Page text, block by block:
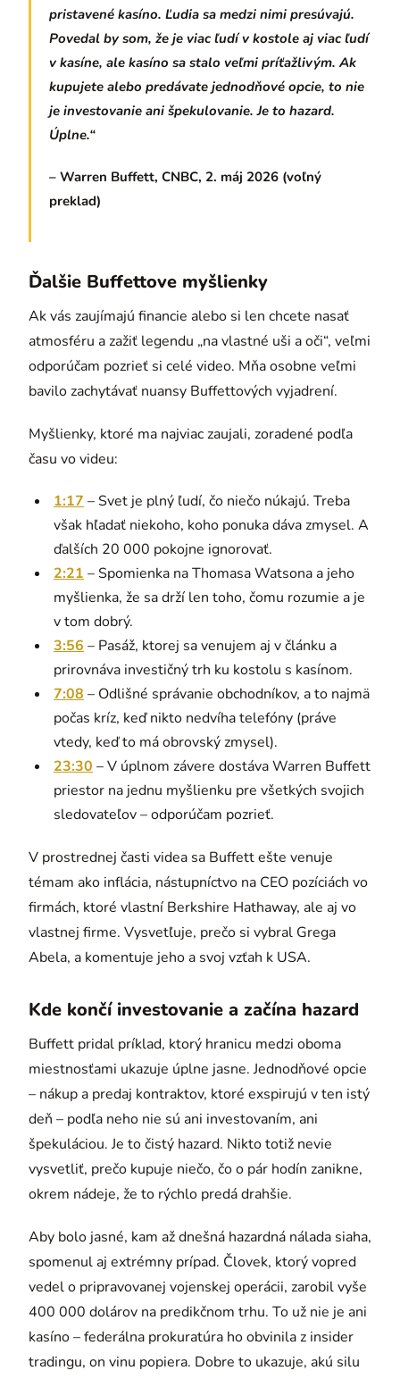
pristavené kasíno. Ľudia sa medzi nimi presúvajú.
Povedal by som, že je viac ľudí v kostole aj viac ľudí
v kasíne, ale kasíno sa stalo veľmi príťažlivým. Ak
kupujete alebo predávate jednodňové opcie, to nie
je investovanie ani špekulovanie. Je to hazard.
Úplne.“
– Warren Buffett, CNBC, 2. máj 2026 (voľný
preklad)
Ďalšie Buffettove myšlienky
Ak vás zaujímajú financie alebo si len chcete nasať
atmosféru a zažiť legendu „na vlastné uši a oči“, veľmi
odporúčam pozrieť si celé video. Mňa osobne veľmi
bavilo zachytávať nuansy Buffettových vyjadrení.
Myšlienky, ktoré ma najviac zaujali, zoradené podľa
času vo videu:
1:17 – Svet je plný ľudí, čo niečo núkajú. Treba
však hľadať niekoho, koho ponuka dáva zmysel. A
ďalších 20 000 pokojne ignorovať.
2:21 – Spomienka na Thomasa Watsona a jeho
myšlienka, že sa drží len toho, čomu rozumie a je
v tom dobrý.
3:56 – Pasáž, ktorej sa venujem aj v článku a
prirovnáva investičný trh ku kostolu s kasínom.
7:08 – Odlišné správanie obchodníkov, a to najmä
počas kríz, keď nikto nedvíha telefóny (práve
vtedy, keď to má obrovský zmysel).
23:30 – V úplnom závere dostáva Warren Buffett
priestor na jednu myšlienku pre všetkých svojich
sledovateľov – odporúčam pozrieť.
V prostrednej časti videa sa Buffett ešte venuje
témam ako inflácia, nástupníctvo na CEO pozíciách vo
firmách, ktoré vlastní Berkshire Hathaway, ale aj vo
vlastnej firme. Vysvetľuje, prečo si vybral Grega
Abela, a komentuje jeho a svoj vzťah k USA.
Kde končí investovanie a začína hazard
Buffett pridal príklad, ktorý hranicu medzi oboma
miestnosťami ukazuje úplne jasne. Jednodňové opcie
– nákup a predaj kontraktov, ktoré exspirujú v ten istý
deň – podľa neho nie sú ani investovaním, ani
špekuláciou. Je to čistý hazard. Nikto totiž nevie
vysvetliť, prečo kupuje niečo, čo o pár hodín zanikne,
okrem nádeje, že to rýchlo predá drahšie.
Aby bolo jasné, kam až dnešná hazardná nálada siaha,
spomenul aj extrémny prípad. Človek, ktorý vopred
vedel o pripravovanej vojenskej operácii, zarobil vyše
400 000 dolárov na predikčnom trhu. To už nie je ani
kasíno – federálna prokuratúra ho obvinila z insider
tradingu, on vinu popiera. Dobre to ukazuje, akú silu